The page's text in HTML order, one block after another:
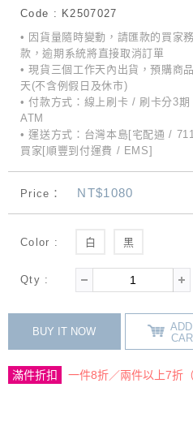
Code : K2507027
• 因貨量隨時變動，請匯款的買家
款，逾期系統將直接取消訂單
• 現貨三個工作天內出貨，預購商
天(不含例假日及休市)
• 付款方式：線上刷卡 / 刷卡分3
ATM
• 運送方式：台灣本島[宅配通 /
買家[順豐到付運費 / EMS]
Price： NT$1080
Color : 白 黑
Qty :
BUY IT NOW
滿件折扣 一件8折／兩件以上7折